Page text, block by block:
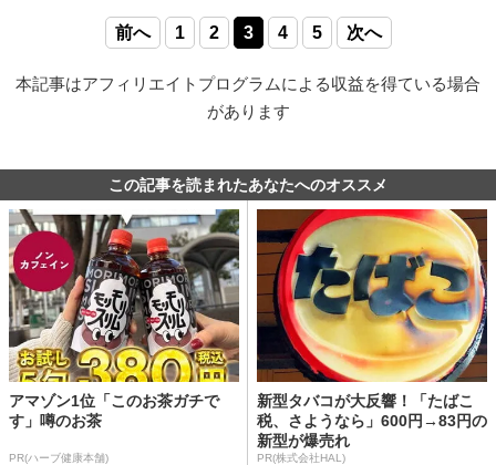
前へ 1 2 3 4 5 次へ
本記事はアフィリエイトプログラムによる収益を得ている場合
があります
この記事を読まれたあなたへのオススメ
アマゾン1位「このお茶ガチで
す」噂のお茶
PR(ハーブ健康本舗)
新型タバコが大反響！「たばこ
税、さようなら」600円→83円の
新型が爆売れ
PR(株式会社HAL)